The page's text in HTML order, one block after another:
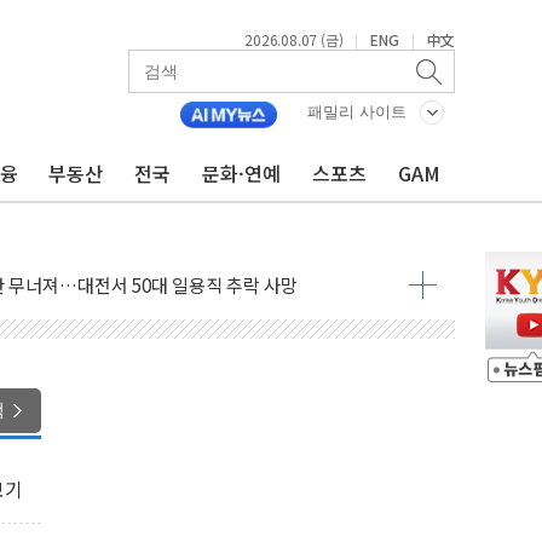
2026.08.07 (금) | ENG | 中文
패밀리 사이트
부동산 전국 문화·연예 스포츠 GAM
수 예측"…건설연, AI 위험기상 기술 개발
액공제·인증제도 개선 수혜 기대"
풀고 재개발·재건축 촉진하는 것이 부동산 정상화"
관저 이전 감사 무마' 유병호 감사위원 구속 기소
시 개입...4월 말 '56조원' 사상 최대
단, 스타트업 지원 프로그램 성료
국민만 잡아"